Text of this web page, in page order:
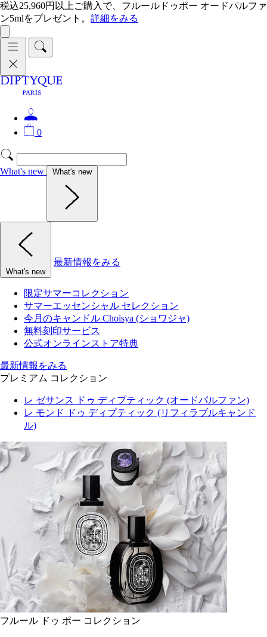
税込25,960円以上ご購入で、フルールドゥポー オードパルファ
ン5mlをプレゼント。 詳細をみる
0
What's new What's new
What's new
最新情報をみる
限定サマーコレクション
サマーエッセンシャル セレクション
今月のキャンドル Choisya (ショワジャ)
無料刻印サービス
公式オンラインストア特典
最新情報をみる
プレミアム コレクション
レ ゼサンス ドゥ ディプティック (オードパルファン)
レ モンド ドゥ ディプティック (リフィラブルキャンド
ル)
フルール ドゥ ポー コレクション